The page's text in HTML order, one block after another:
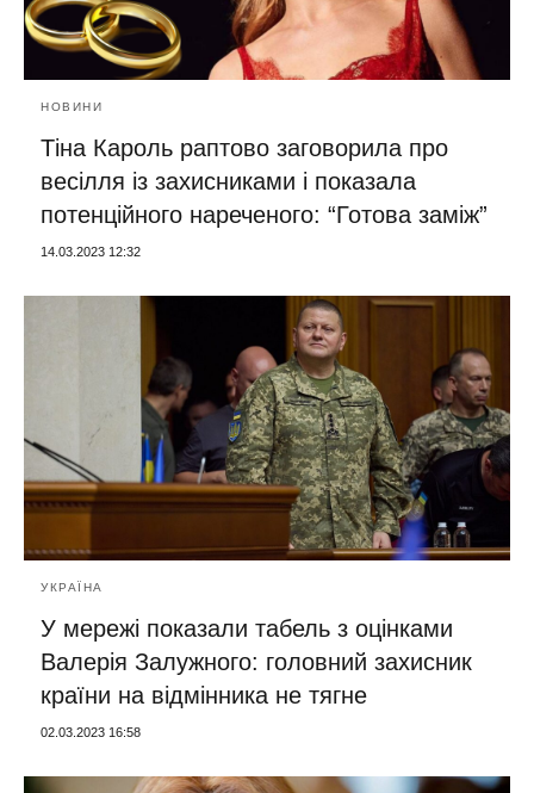
НОВИНИ
Тіна Кароль раптово заговорила про
весілля із захисниками і показала
потенційного нареченого: “Готова заміж”
14.03.2023 12:32
УКРАЇНА
У мережі показали табель з оцінками
Валерія Залужного: головний захисник
країни на відмінника не тягне
02.03.2023 16:58